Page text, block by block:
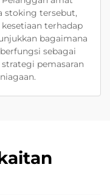
stoking tersebut,
terhadap
bagaimana
sebagai
pemasaran